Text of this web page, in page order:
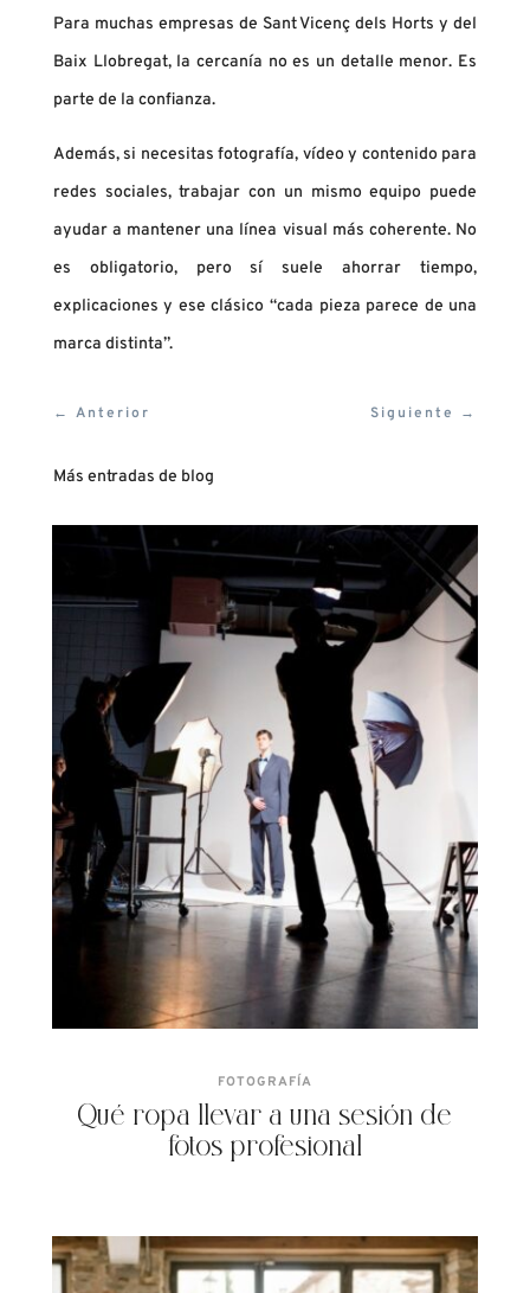
Para muchas empresas de Sant Vicenç dels Horts y del
Baix Llobregat, la cercanía no es un detalle menor. Es
parte de la confianza.
Además, si necesitas fotografía, vídeo y contenido para
redes sociales, trabajar con un mismo equipo puede
ayudar a mantener una línea visual más coherente. No
es obligatorio, pero sí suele ahorrar tiempo,
explicaciones y ese clásico “cada pieza parece de una
marca distinta”.
← Anterior Siguiente →
Más entradas de blog
Qué ropa llevar a una sesión de
fotos profesional
FOTOGRAFÍA